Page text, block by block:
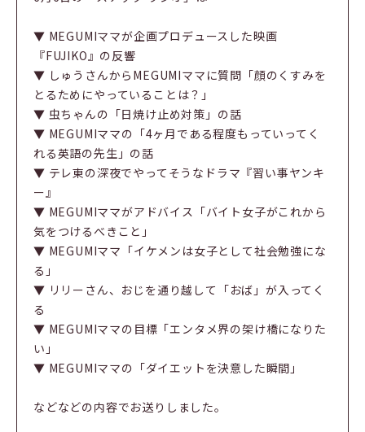
▼ MEGUMIママが企画プロデュースした映画
『FUJIKO』の反響
▼ しゅうさんからMEGUMIママに質問「顔のくすみを
とるためにやっていることは？」
▼ 虫ちゃんの「日焼け止め対策」の話
▼ MEGUMIママの「4ヶ月である程度もっていってく
れる英語の先生」の話
▼ テレ東の深夜でやってそうなドラマ『習い事ヤンキ
ー』
▼ MEGUMIママがアドバイス「バイト女子がこれから
気をつけるべきこと」
▼ MEGUMIママ「イケメンは女子として社会勉強にな
る」
▼ リリーさん、おじを通り越して「おば」が入ってく
る
▼ MEGUMIママの目標「エンタメ界の架け橋になりた
い」
▼ MEGUMIママの「ダイエットを決意した瞬間」
などなどの内容でお送りしました。